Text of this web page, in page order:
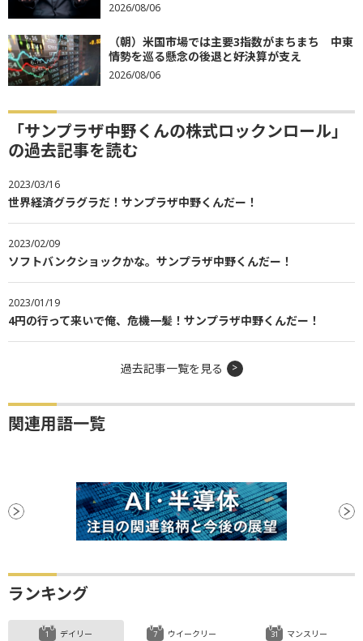
2026/08/06
（朝）米国市場では主要3指数がまちまち 中東
情勢を巡る懸念の後退と好決算が支え
2026/08/06
「サンプラザ中野くんの株式ロックンロール」
の過去記事を読む
2023/03/16
世界経済グラグラだ！サンプラザ中野くんだー！
2023/02/09
ソフトバンクショックかな。サンプラザ中野くんだー！
2023/01/19
4円の行って来いで俺、危機一髪！サンプラザ中野くんだー！
過去記事一覧を見る
関連用語一覧
ランキング
デイリー ウイークリー マンスリー